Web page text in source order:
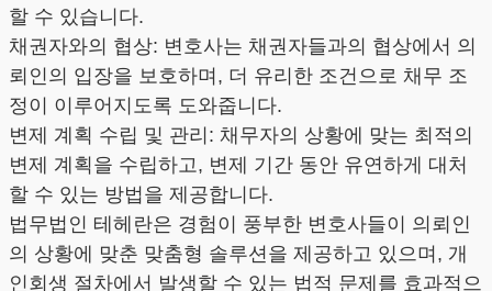
할 수 있습니다.
채권자와의 협상: 변호사는 채권자들과의 협상에서 의
뢰인의 입장을 보호하며, 더 유리한 조건으로 채무 조
정이 이루어지도록 도와줍니다.
변제 계획 수립 및 관리: 채무자의 상황에 맞는 최적의
변제 계획을 수립하고, 변제 기간 동안 유연하게 대처
할 수 있는 방법을 제공합니다.
법무법인 테헤란은 경험이 풍부한 변호사들이 의뢰인
의 상황에 맞춘 맞춤형 솔루션을 제공하고 있으며, 개
인회생 절차에서 발생할 수 있는 법적 문제를 효과적으